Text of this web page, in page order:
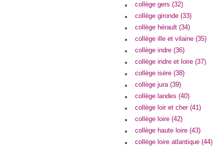
collège gers (32)
collège gironde (33)
collège hérault (34)
collège ille et vilaine (35)
collège indre (36)
collège indre et loire (37)
collège isère (38)
collège jura (39)
collège landes (40)
collège loir et cher (41)
collège loire (42)
collège haute loire (43)
collège loire atlantique (44)